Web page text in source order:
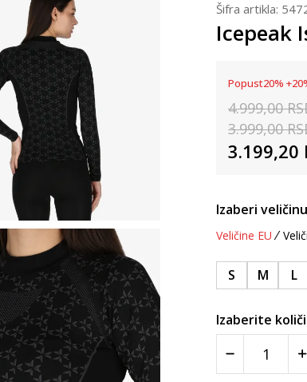
Šifra artikla:
Icepeak
Popust20% +20
4.999,00
3.999,00
3.199,20
Izaberi
Veličine EU
S M L
Izaberite